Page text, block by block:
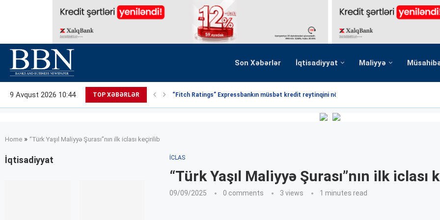
Son Xəbərlər İqtisadiyyat Maliyyə
9 Avqust 2026 10:44 TOP XƏBƏRLƏR “Fitch Ratings” Expressbankın müsbət kredit reytinqini növbəti dəfə...
Home » “Türk Yaşıl Maliyyə Şurası”nın ilk iclası keçirilib
İCLAS
“Türk Yaşıl Maliyyə Şurası”nın ilk iclası
09/09/2025 0 comments 3 views 1 minutes read
İqtisadiyyat